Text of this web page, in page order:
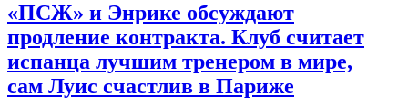
«ПСЖ» и Энрике обсуждают
продление контракта. Клуб считает
испанца лучшим тренером в мире,
сам Луис счастлив в Париже